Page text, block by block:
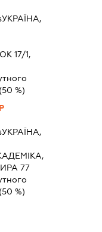
УКРАЇНА,
17/1,
(50 %)
УКРАЇНА,
77
(50 %)